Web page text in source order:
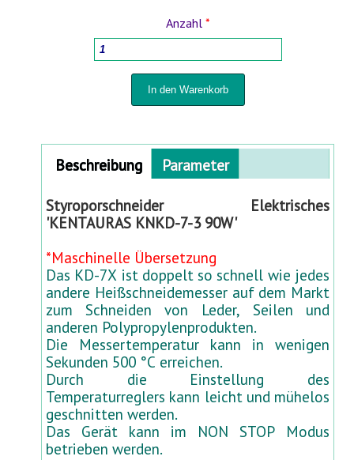
HOLZBEARBEITUNGSMASCHINEN
SPRÜHGERÄTE UND BEWÄSSERUNGSSYSTEME
FÜR HOF UND GARTEN
STABMATTENZÄUNE 3D- 2D
BABYARTIKEL UND BABYAUSSTATTUNG
TIERBEDARF
Anzahl *
Horizontal Tabs
Beschreibung(
k
t
i
v
e
r
R
e
i
t
e
r
)
Parameter
Styroporschneider Elektrisches
'KENTAURAS KNKD-7-3 90W'
*Maschinelle Übersetzung
Das KD-7X ist doppelt so schnell wie jedes
andere Heißschneidemesser auf dem Markt
zum Schneiden von Leder, Seilen und
anderen Polypropylenprodukten.
Die Messertemperatur kann in wenigen
Sekunden 500 °C erreichen.
Durch die Einstellung des
Temperaturreglers kann leicht und mühelos
geschnitten werden.
Das Gerät kann im NON STOP Modus
betrieben werden.